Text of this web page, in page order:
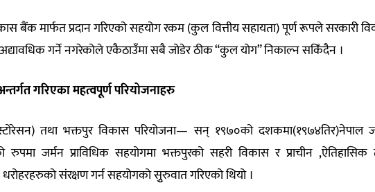
बैंक मार्फत प्रदान गरिएको सहयोग रकम (कुल वित्तीय सहायता) पूर्ण रूपले सरकारी
अद्यावधिक गर्ने नगरेकोले एकैठाउँमा सबै जोडेर ठीक “कुल योग” निकाल्न सकिँदैन ।
गरिएका महत्वपूर्ण परियोजनाहरु
तथा भक्तपुर विकास परियोजना— सन् १९७०को दशकमा(१९७४तिर)नेपाल
जर्मन प्राविधिक सहयोगमा भक्तपुरको सहरी विकास र प्राचीन ,ऐतिहासिक
संरक्षण गर्न सहयोगको सृुरुवात गरिएको थियो ।